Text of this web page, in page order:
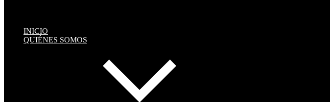
INICIO
QUIÉNES SOMOS